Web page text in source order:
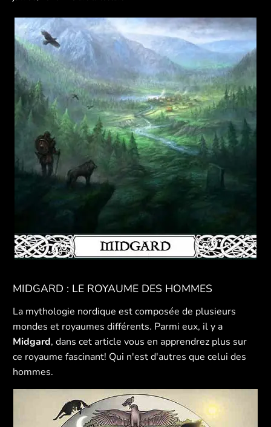
MIDGARD : LE ROYAUME DES HOMMES
La mythologie nordique est composée de plusieurs
mondes et royaumes différents. Parmi eux, il y a
Midgard, dans cet article vous en apprendrez plus sur
ce royaume fascinant! Qui n'est d'autres que celui des
hommes.